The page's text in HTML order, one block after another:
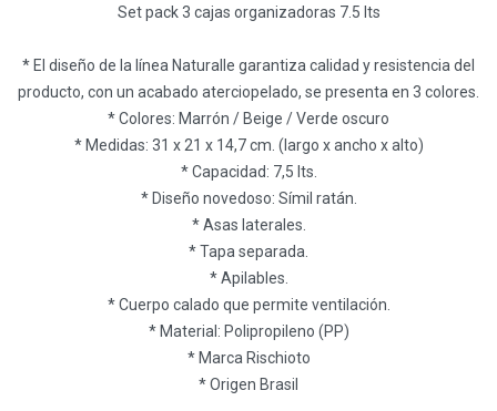
Set pack 3 cajas organizadoras 7.5 lts
* El diseño de la línea Naturalle garantiza calidad y resistencia del
producto, con un acabado aterciopelado, se presenta en 3 colores.
* Colores: Marrón / Beige / Verde oscuro
* Medidas: 31 x 21 x 14,7 cm. (largo x ancho x alto)
* Capacidad: 7,5 lts.
* Diseño novedoso: Símil ratán.
* Asas laterales.
* Tapa separada.
* Apilables.
* Cuerpo calado que permite ventilación.
* Material: Polipropileno (PP)
* Marca Rischioto
* Origen Brasil